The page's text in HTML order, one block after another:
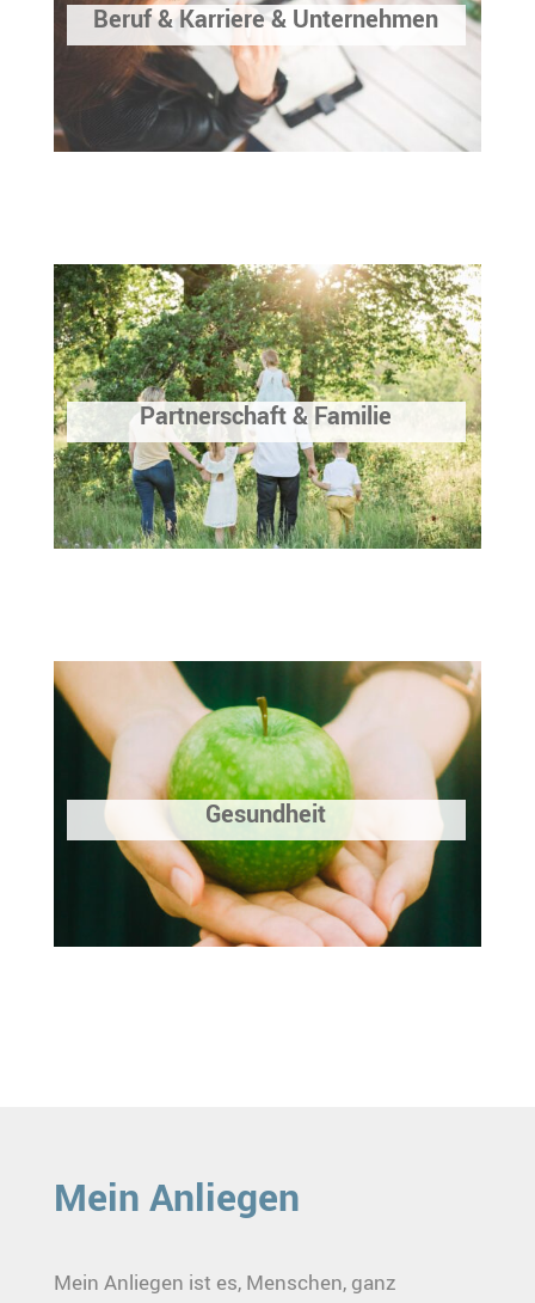
Beruf & Karriere & Unternehmen
Partnerschaft & Familie
Gesundheit
Mein Anliegen
Mein Anliegen ist es, Menschen, ganz